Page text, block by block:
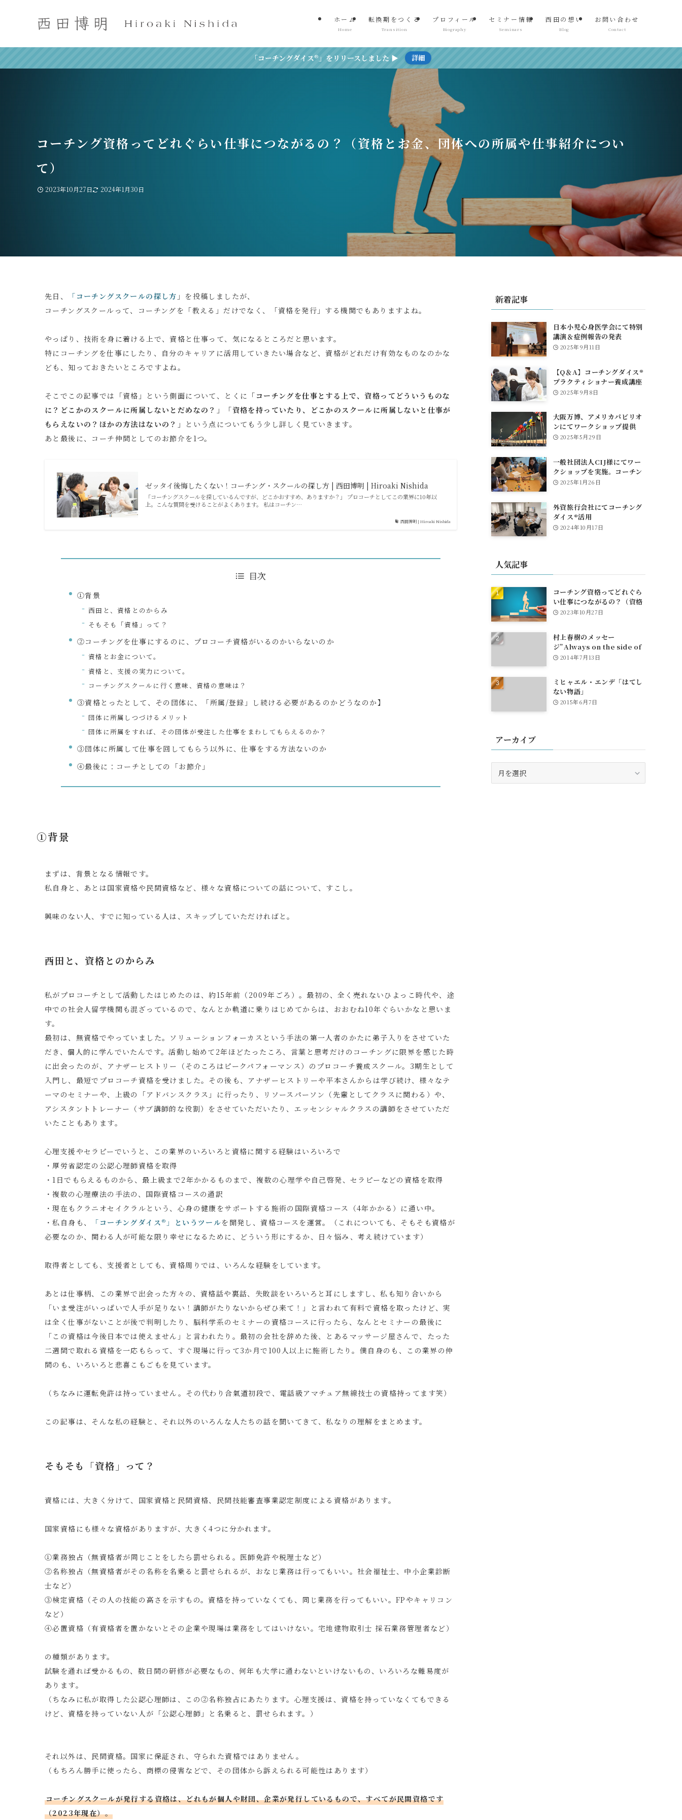
ホーム
Home
転換期をつくる
Transition
プロフィール
Biography
セミナー情報
Seminars
西田の想い
Blog
お問い合わせ
Contact
「コーチングダイス®」をリリースしました ▶ 詳細
コーチング資格ってどれぐらい仕事につながるの？（資格とお金、団体への所属や仕事紹介につい
て）
2023年10月27日 2024年1月30日
先日、 「コーチングスクールの探し方 」を投稿しましたが、
コーチングスクールって、コーチングを「教える」だけでなく、「資格を発行」する機関でもありますよね。
やっぱり、技術を身に着ける上で、資格と仕事って、気になるところだと思います。
特にコーチングを仕事にしたり、自分のキャリアに活用していきたい場合など、資格がどれだけ有効なものなのかな
ども、知っておきたいところですよね。
そこでこの記事では「資格」という側面について、とくに 「コーチングを仕事とする上で、資格ってどういうものな
に？どこかのスクールに所属しないとだめなの？」「資格を持っていたり、どこかのスクールに所属しないと仕事が
もらえないの？ほかの方法はないの？」
という点についてもう少し詳しく見ていきます。
あと最後に、コーチ仲間としてのお節介を1つ。
西田博明 | Hiroaki Nishida
ゼッタイ後悔したくない！コーチング・スクールの探し方 | 西田博明 | Hiroaki Nishida
「コーチングスクールを探しているんですが、どこかおすすめ、ありますか？」 プロコーチとしてこの業界に10年以
上。こんな質問を受けることがよくあります。 私はコーチン…
目次
①背景
西田と、資格とのからみ
そもそも「資格」って？
②コーチングを仕事にするのに、プロコーチ資格がいるのかいらないのか
資格とお金について。
資格と、支援の実力について。
コーチングスクールに行く意味、資格の意味は？
③資格とったとして、その団体に、「所属/登録」し続ける必要があるのかどうなのか】
団体に所属しつづけるメリット
団体に所属をすれば、その団体が受注した仕事をまわしてもらえるのか？
③団体に所属して仕事を回してもらう以外に、仕事をする方法ないのか
④最後に：コーチとしての「お節介」
①背景
まずは、背景となる情報です。
私自身と、あとは国家資格や民間資格など、様々な資格についての話について、すこし。
興味のない人、すでに知っている人は、スキップしていただければと。
西田と、資格とのからみ
私がプロコーチとして活動したはじめたのは、約15年前（2009年ごろ）。最初の、全く売れないひよっこ時代や、途
中での社会人留学機関も混ざっているので、なんとか軌道に乗りはじめてからは、おおむね10年ぐらいかなと思いま
す。
最初は、無資格でやっていました。ソリューションフォーカスという手法の第一人者のかたに弟子入りをさせていた
だき、個人的に学んでいたんです。活動し始めて2年ほどたったころ、言葉と思考だけのコーチングに限界を感じた時
に出会ったのが、アナザーヒストリー（そのころはピークパフォーマンス）のプロコーチ養成スクール。3期生として
入門し、最短でプロコーチ資格を受けました。その後も、アナザーヒストリーや平本さんからは学び続け、様々なテ
ーマのセミナーや、上級の「アドバンスクラス」に行ったり、リソースパーソン（先輩としてクラスに関わる）や、
アシスタントトレーナー（サブ講師的な役割）をさせていただいたり、エッセンシャルクラスの講師をさせていただ
いたこともあります。
心理支援やセラピーでいうと、この業界のいろいろと資格に関する経験はいろいろで
・厚労省認定の公認心理師資格を取得
・1日でもらえるものから、最上級まで2年かかるものまで、複数の心理学や自己啓発、セラピーなどの資格を取得
・複数の心理療法の手法の、国際資格コースの通訳
・現在もクラニオセイクラルという、心身の健康をサポートする施術の国際資格コース（4年かかる）に通い中。
・私自身も、
「コーチングダイス®」というツールを開発し、資格コースを運営。（これについても、そもそも資格が
必要なのか、関わる人が可能な限り幸せになるために、どういう形にするか、日々悩み、考え続けています）
取得者としても、支援者としても、資格周りでは、いろんな経験をしています。
あとは仕事柄、この業界で出会った方々の、資格話や裏話、失敗談をいろいろと耳にしますし、私も知り合いから
「いま受注がいっぱいで人手が足りない！講師がたりないからぜひ来て！」と言われて有料で資格を取ったけど、実
は全く仕事がないことが後で判明したり、脳科学系のセミナーの資格コースに行ったら、なんとセミナーの最後に
「この資格は今後日本では使えません」と言われたり。最初の会社を辞めた後、とあるマッサージ屋さんで、たった
二週間で取れる資格を一応もらって、すぐ現場に行って3か月で100人以上に施術したり。僕自身のも、この業界の仲
間のも、いろいろと悲喜こもごもを見ています。
（ちなみに運転免許は持っていません。その代わり合氣道初段で、電話級アマチュア無線技士の資格持ってます笑）
この記事は、そんな私の経験と、それ以外のいろんな人たちの話を聞いてきて、私なりの理解をまとめます。
そもそも「資格」って？
資格には、大きく分けて、国家資格と民間資格、民間技能審査事業認定制度による資格があります。
国家資格にも様々な資格がありますが、大きく4つに分かれます。
①業務独占（無資格者が同じことをしたら罰せられる。医師免許や税理士など）
②名称独占（無資格者がその名称を名乗ると罰せられるが、おなじ業務は行ってもいい。社会福祉士、中小企業診断
士など）
③検定資格（その人の技能の高さを示すもの。資格を持っていなくても、同じ業務を行ってもいい。FPやキャリコン
など）
④必置資格（有資格者を置かないとその企業や現場は業務をしてはいけない。宅地建物取引士 採石業務管理者など）
の種類があります。
試験を通れば受かるもの、数日間の研修が必要なもの、何年も大学に通わないといけないもの、いろいろな難易度が
あります。
（ちなみに私が取得した公認心理師は、この②名称独占にあたります。心理支援は、資格を持っていなくてもできる
けど、資格を持っていない人が「公認心理師」と名乗ると、罰せられます。）
それ以外は、民間資格。国家に保証され、守られた資格ではありません。
（もちろん勝手に使ったら、商標の侵害などで、その団体から訴えられる可能性はあります）
コーチングスクールが発行する資格は、どれもが個人や財団、企業が発行しているもので、すべてが民間資格です
（2023年現在）。
新着記事
日本小児心身医学会にて特別
講演＆症例報告の発表
2025年9月11日
【Q＆A】コーチングダイス®
プラクティショナー養成講座
について
2025年9月8日
大阪万博、アメリカパビリオ
ンにてワークショップ提供
2025年5月29日
一般社団法人CIJ様にてワー
クショップを実施。コーチン
グダイスも活躍！
2025年1月26日
外資旅行会社にてコーチング
ダイス®活用
2024年10月17日
人気記事
コーチング資格ってどれぐら
い仕事につながるの？（資格
とお金、団体への所属や仕事
2023年10月27日
村上春樹のメッセー
ジ”Always on the side of
egg"
2014年7月13日
ミヒャエル・エンデ「はてし
ない物語」
2015年6月7日
アーカイブ